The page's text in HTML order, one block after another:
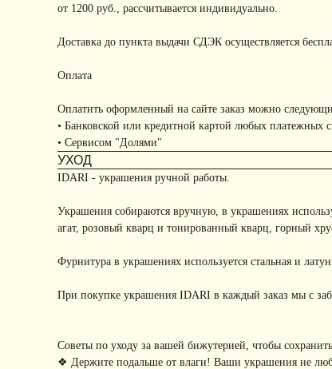
от 1200 руб., рассчитывается индивидуально.
Доставка до пункта выдачи СДЭК осуществляется
Оплата
Оплатить оформленный на сайте заказ можно
• Банковской или кредитной картой любых платежных
• Сервисом "Долями"
УХОД
IDARI - украшения ручной работы.
Украшения собираются вручную, в украшениях
агат, розовый кварц и тонированный кварц, горный
Фурнитура в украшениях используется стальная и
При покупке украшения IDARI в каждый заказ мы с
Советы по уходу за вашей бижутерией, чтобы
❖ Держите подальше от влаги! Ваши украшения не